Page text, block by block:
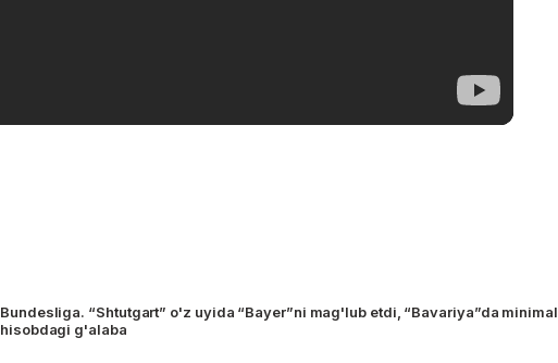
Bundesliga. “Shtutgart” o'z uyida “Bayer”ni mag'lub etdi, “Bavariya”da minimal
hisobdagi g'alaba